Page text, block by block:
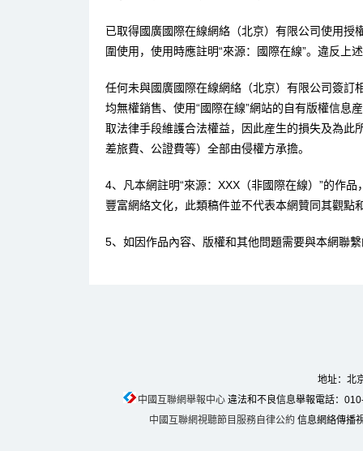
已取得國廣國際在線網絡（北京）有限公司使用
圍使用，使用時應註明“來源：國際在線”。違反上
任何未與國廣國際在線網絡（北京）有限公司簽訂
均無權銷售、使用“國際在線”網站的自有版權信息
取法律手段維護合法權益，因此産生的損失及為此
差旅費、公證費等）全部由侵權方承擔。
4、凡本網註明“來源：XXX（非國際在線）”的作
豐富網絡文化，此類稿件並不代表本網贊同其觀點
5、如因作品內容、版權和其他問題需要與本網聯
地址：北
中國互聯網舉報中心違法和不良信息舉報電話：
中國互聯網視聽節目服務自律公約 信息網絡傳播